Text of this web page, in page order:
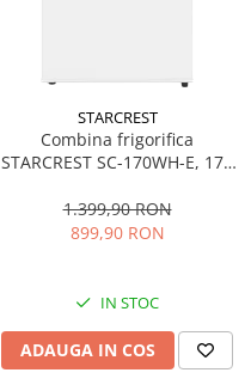
STARCREST
Combina frigorifica
STARCREST SC-170WH-E, 170
Termostat reglabil, Iluminare
LED, Picioare ajustabile, Usi
1.399,90 RON
899,90 RON
IN STOC
ADAUGA IN COS